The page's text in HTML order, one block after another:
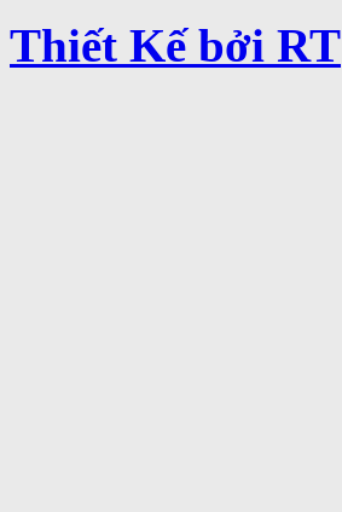
Thiết Kế bởi RT